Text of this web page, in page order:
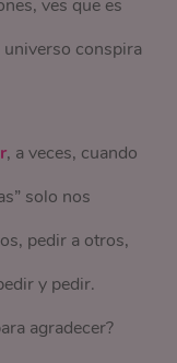
ves que es
conspira
, a veces, cuando
solo nos
pedir a otros,
y pedir.
agradecer?